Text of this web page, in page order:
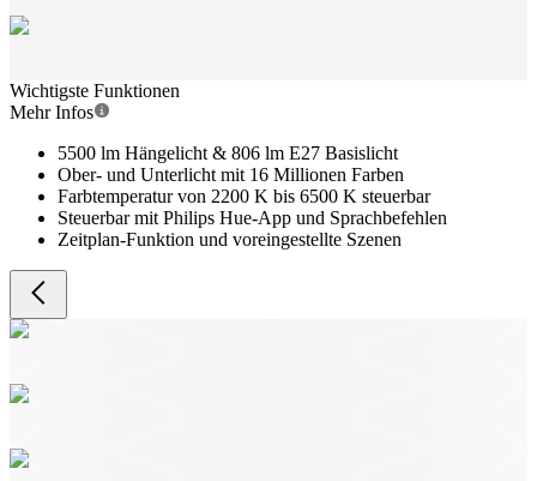
Wichtigste Funktionen
Mehr Infos
5500 lm Hängelicht & 806 lm E27 Basislicht
Ober- und Unterlicht mit 16 Millionen Farben
Farbtemperatur von 2200 K bis 6500 K steuerbar
Steuerbar mit Philips Hue-App und Sprachbefehlen
Zeitplan-Funktion und voreingestellte Szenen